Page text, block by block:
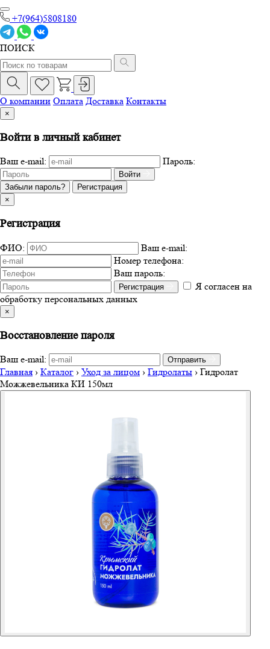
+7(964)5808180
ПОИСК
О компании Оплата Доставка Контакты
×
Войти в личный кабинет
Ваш e-mail: Пароль:
Войти
Забыли пароль?
Регистрация
×
Регистрация
ФИО:
Ваш e-mail:
Номер телефона:
Ваш пароль:
Регистрация
Я согласен на
обработку персональных данных
×
Восстановление пароля
Ваш e-mail: Отправить
Главная › Каталог › Уход за лицом › Гидролаты › Гидролат
Можжевельника КИ 150мл